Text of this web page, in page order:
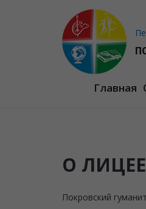
Главная
О ЛИЦЕЕ
Покровский